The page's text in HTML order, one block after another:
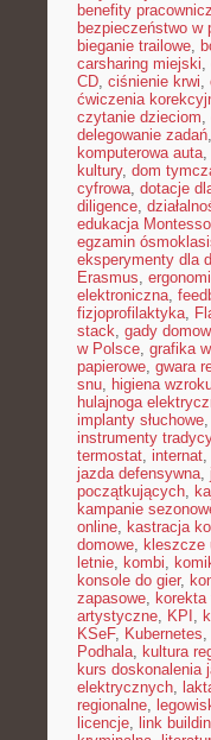
benefity
bezpieczeństwo w
bieganie trailowe,
carsharing miejski,
CD, ciśnienie krwi,
ćwiczenia
czytanie dzieciom,
delegowanie zadań,
komputerowa auta,
kultury, dom
cyfrowa, dotacje
diligence,
edukacja
egzamin
eksperymenty dla
Erasmus,
elektroniczna,
fizjoprofilaktyka,
stack, gady
w Polsce, grafika
papierowe, gwara
snu, higiena
hulajnoga
implanty słuchowe,
instrumenty
termostat, internat,
jazda defensywna,
początkujących,
kampanie
online, kastracja
domowe, kleszcze
letnie, kombi,
konsole do gier,
zapasowe,
artystyczne, KPI ,
KSeF, Kubernetes,
Podhala, kultura
kurs doskonalenia
elektrycznych,
regionalne,
licencje, link